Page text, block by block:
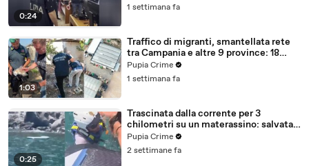
0:24
1 settimana fa
1:03
Traffico di migranti, smantellata rete
tra Campania e altre 9 province: 18
arresti (27.07.26)
Pupia Crime
1 settimana fa
0:25
Trascinata dalla corrente per 3
chilometri su un materassino: salvata
dalla Polizia (25.07.26)
Pupia Crime
2 settimane fa